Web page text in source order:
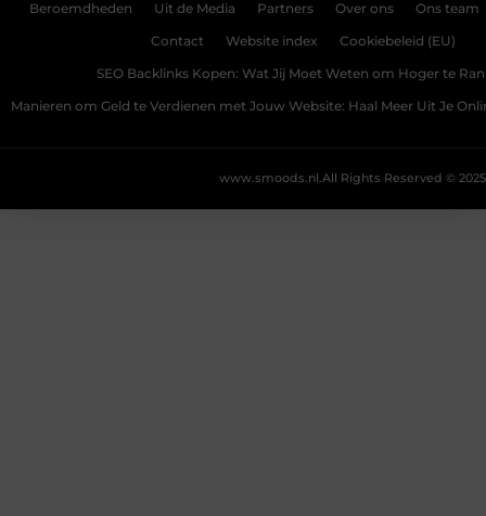
Beroemdheden Uit de Media Partners Over ons Ons team
Contact Website index Cookiebeleid (EU)
SEO Backlinks Kopen: Wat Jij Moet Weten om Hoger te
Manieren om Geld te Verdienen met Jouw Website: Haal Meer Uit Je
All Rights Reserved © 2025
www.smoods.nl.